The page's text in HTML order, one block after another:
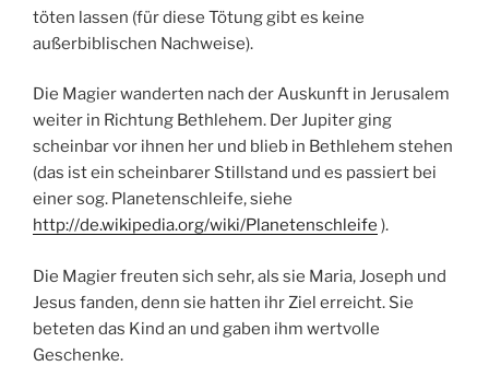
töten lassen (für diese Tötung gibt es keine
außerbiblischen Nachweise).
Die Magier wanderten nach der Auskunft in Jerusalem
weiter in Richtung Bethlehem. Der Jupiter ging
scheinbar vor ihnen her und blieb in Bethlehem stehen
(das ist ein scheinbarer Stillstand und es passiert bei
einer sog. Planetenschleife, siehe
http://de.wikipedia.org/wiki/Planetenschleife ).
Die Magier freuten sich sehr, als sie Maria, Joseph und
Jesus fanden, denn sie hatten ihr Ziel erreicht. Sie
beteten das Kind an und gaben ihm wertvolle
Geschenke.